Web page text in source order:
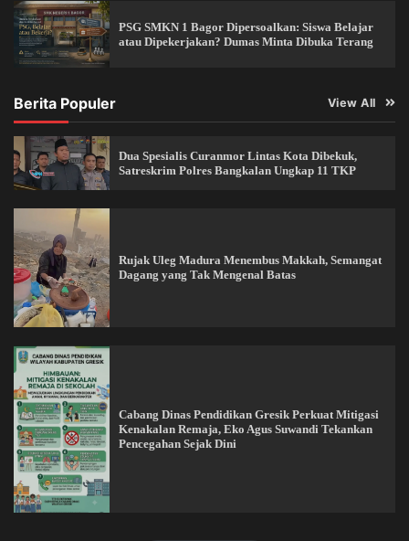
PSG SMKN 1 Bagor Dipersoalkan: Siswa Belajar
atau Dipekerjakan? Dumas Minta Dibuka Terang
Berita Populer View All
Dua Spesialis Curanmor Lintas Kota Dibekuk,
Satreskrim Polres Bangkalan Ungkap 11 TKP
Rujak Uleg Madura Menembus Makkah, Semangat
Dagang yang Tak Mengenal Batas
Cabang Dinas Pendidikan Gresik Perkuat Mitigasi
Kenakalan Remaja, Eko Agus Suwandi Tekankan
Pencegahan Sejak Dini